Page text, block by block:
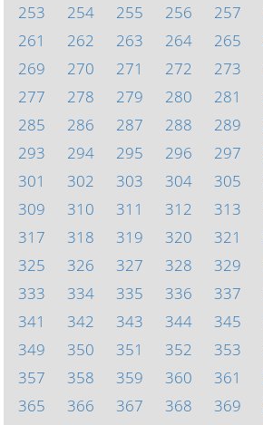
253
254 255 256 257
261
262 263 264 265
269
270 271 272 273
277
278 279 280 281
285
286 287 288 289
293
294 295 296 297
301
302 303 304 305
309
310 311 312 313
317
318 319 320 321
325
326 327 328 329
333
334 335 336 337
341
342 343 344 345
349
350 351 352 353
357
358 359 360 361
365
366 367 368 369